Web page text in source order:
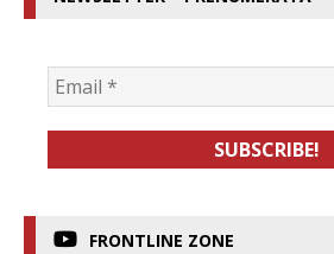
FRONTLINE ZONE